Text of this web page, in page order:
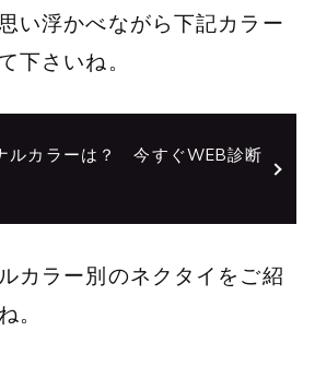
い浮かべながら下記カラー
下さいね。
ルカラーは？ 今すぐWEB診断
カラー別のネクタイをご紹
。